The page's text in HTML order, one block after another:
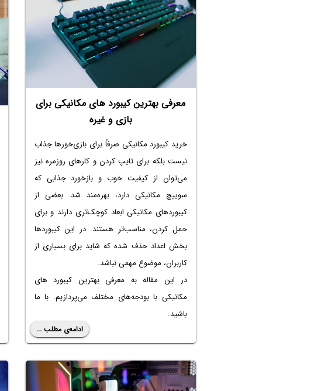
بازار ایران باشد.
معرفی بهترین کیبورد های مکانیکی برای
بازی و غیره
خرید کیبورد مکانیکی صرفاً برای بازی‌خورها جذاب
نیست بلکه برای تایپ کردن و کارهای روزمره نیز
می‌توان از کیفیت خوب و بازخورد جذابی که
سوییچ مکانیکی دارد، بهره‌مند شد. بعضی از
کیبوردهای مکانیکی ابعاد کوچک‌تری دارند و برای
حمل کردن، مناسب‌تر هستند. در این کیبوردها
بخش اعداد حذف شده که شاید برای بسیاری از
کاربران، موضوع مهمی نباشد.
در این مقاله به معرفی بهترین کیبورد های
مکانیکی با بودجه‌های مختلف می‌پردازیم. با ما
باشید.
ادامه‌ی مطلب ...